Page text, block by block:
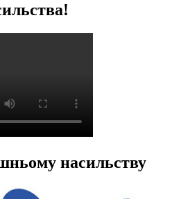
насильству